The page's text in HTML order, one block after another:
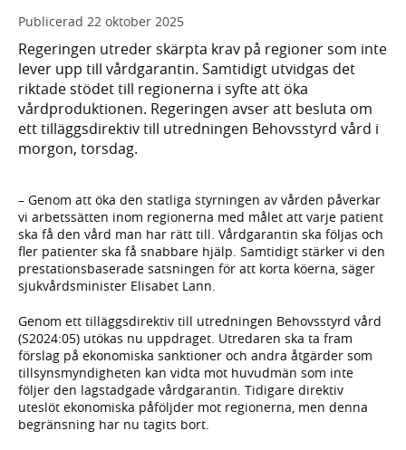
Publicerad 22 oktober 2025
Regeringen utreder skärpta krav på regioner som inte
lever upp till vårdgarantin. Samtidigt utvidgas det
riktade stödet till regionerna i syfte att öka
vårdproduktionen. Regeringen avser att besluta om
ett tilläggsdirektiv till utredningen Behovsstyrd vård i
morgon, torsdag.
– Genom att öka den statliga styrningen av vården påverkar
vi arbetssätten inom regionerna med målet att varje patient
ska få den vård man har rätt till. Vårdgarantin ska följas och
fler patienter ska få snabbare hjälp. Samtidigt stärker vi den
prestationsbaserade satsningen för att korta köerna, säger
sjukvårdsminister Elisabet Lann.
Genom ett tilläggsdirektiv till utredningen Behovsstyrd vård
(S2024:05) utökas nu uppdraget. Utredaren ska ta fram
förslag på ekonomiska sanktioner och andra åtgärder som
tillsynsmyndigheten kan vidta mot huvudmän som inte
följer den lagstadgade vårdgarantin. Tidigare direktiv
uteslöt ekonomiska påföljder mot regionerna, men denna
begränsning har nu tagits bort.